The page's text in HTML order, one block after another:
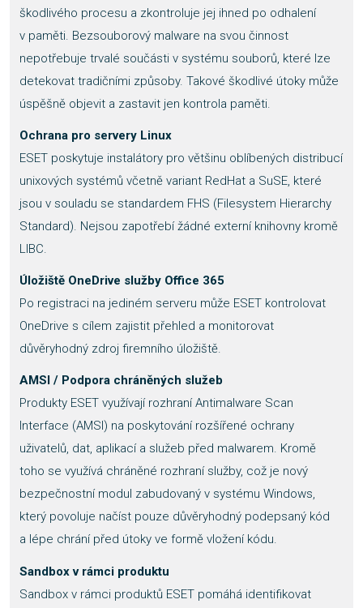
škodlivého procesu a zkontroluje jej ihned po odhalení
v paměti. Bezsouborový malware na svou činnost
nepotřebuje trvalé součásti v systému souborů, které lze
detekovat tradičními způsoby. Takové škodlivé útoky může
úspěšně objevit a zastavit jen kontrola paměti.
Ochrana pro servery Linux
ESET poskytuje instalátory pro většinu oblíbených distribucí
unixových systémů včetně variant RedHat a SuSE, které
jsou v souladu se standardem FHS (Filesystem Hierarchy
Standard). Nejsou zapotřebí žádné externí knihovny kromě
LIBC.
Úložiště OneDrive služby Office 365
Po registraci na jediném serveru může ESET kontrolovat
OneDrive s cílem zajistit přehled a monitorovat
důvěryhodný zdroj firemního úložiště.
AMSI / Podpora chráněných služeb
Produkty ESET využívají rozhraní Antimalware Scan
Interface (AMSI) na poskytování rozšířené ochrany
uživatelů, dat, aplikací a služeb před malwarem. Kromě
toho se využívá chráněné rozhraní služby, což je nový
bezpečnostní modul zabudovaný v systému Windows,
který povoluje načíst pouze důvěryhodný podepsaný kód
a lépe chrání před útoky ve formě vložení kódu.
Sandbox v rámci produktu
Sandbox v rámci produktů ESET pomáhá identifikovat